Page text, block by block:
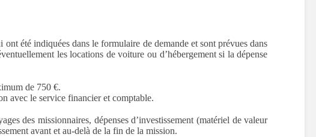
été indiquées dans le formulaire de demande et sont prévues dans
les locations de voiture ou d’hébergement si la dépense
de 750 €.
avec le service financier et comptable.
des missionnaires, dépenses d’investissement (matériel de valeur
avant et au-delà de la fin de la mission.